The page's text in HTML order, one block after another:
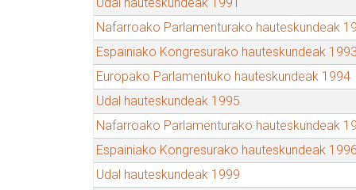
Nafarroako Parlamenturako hauteskundeak
Espainiako Kongresurako hauteskundeak 1993
Europako Parlamentuko hauteskundeak 1994
Udal hauteskundeak 1995
Nafarroako Parlamenturako hauteskundeak
Espainiako Kongresurako hauteskundeak 1996
Udal hauteskundeak 1999